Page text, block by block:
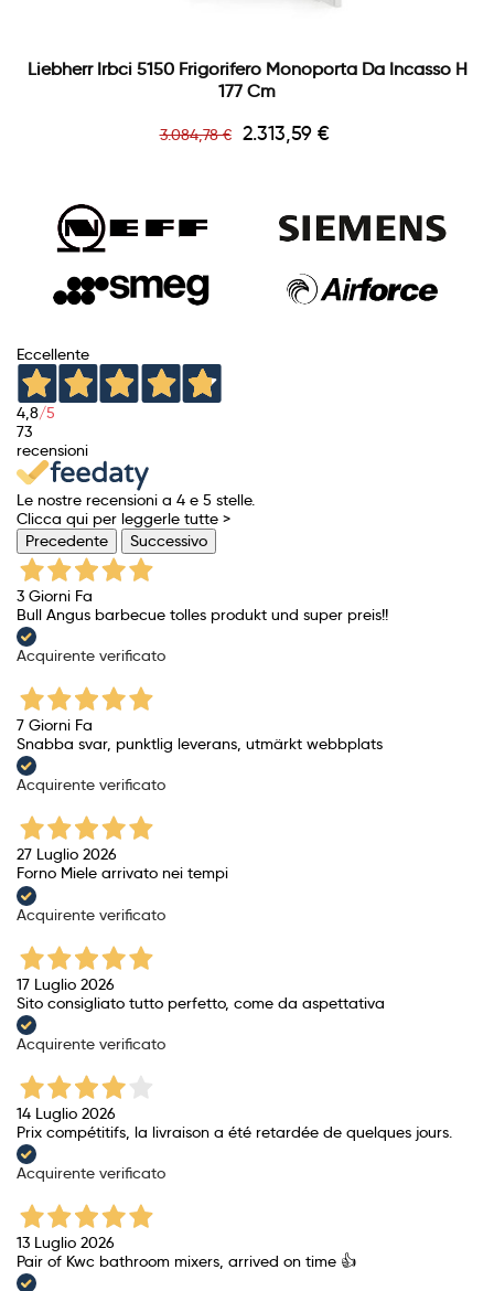
Liebherr Irbci 5150 Frigorifero Monoporta Da Incasso H
177 Cm
Prezzo
3.084,78 € Prezzo
2.313,59 €
Eccellente
4,8/5
73
recensioni
Le nostre recensioni a 4 e 5 stelle.
Clicca qui per leggerle tutte >
Precedente
Successivo
3 Giorni Fa
Bull Angus barbecue tolles produkt und super preis!!
Acquirente verificato
7 Giorni Fa
Snabba svar, punktlig leverans, utmärkt webbplats
Acquirente verificato
27 Luglio 2026
Forno Miele arrivato nei tempi
Acquirente verificato
17 Luglio 2026
Sito consigliato tutto perfetto, come da aspettativa
Acquirente verificato
14 Luglio 2026
Prix ​​compétitifs, la livraison a été retardée de quelques jours.
Acquirente verificato
13 Luglio 2026
Pair of Kwc bathroom mixers, arrived on time 👍